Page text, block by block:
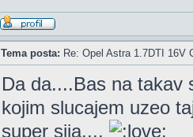
Tema posta: Re: Opel Astra 1.7DTI 16V
Da da....Bas na
kojim slucajem uzeo
super sija....